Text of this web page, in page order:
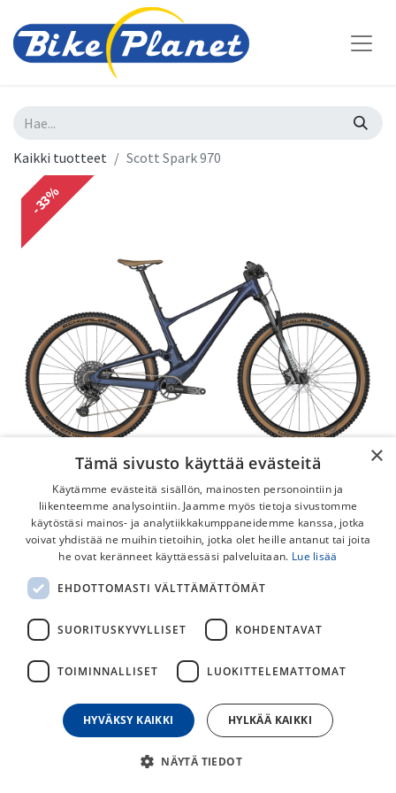
Kaikki tuotteet Scott Spark 970
-33%
Scott Spark 970
Mitä tulee mieleesi kun ajattelet täydellistä maastopyörää?
nopea, kevyt ja erittäin kykeneväinen monipuoliseen
todella upealta!
1 999,00€ 2 999,00
×
Tämä sivusto käyttää evästeitä
Käytämme evästeitä sisällön, mainosten personointiin ja
liikenteemme analysointiin. Jaamme myös tietoja sivustomme
käytöstäsi mainos- ja analytiikkakumppaneidemme kanssa, jotka
voivat yhdistää ne muihin tietoihin, jotka olet heille antanut tai joita
he ovat keränneet käyttäessäsi palveluitaan. Lue lisää
EHDOTTOMASTI VÄLTTÄMÄTTÖMÄT
SUORITUSKYVYLLISET KOHDENTAVAT
TOIMINNALLISET LUOKITTELEMATTOMAT
HYVÄKSY KAIKKI HYLKÄÄ KAIKKI
NÄYTÄ TIEDOT